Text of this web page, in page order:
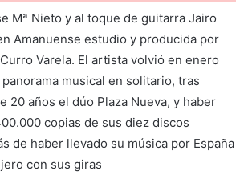
Mª Nieto y al toque de guitarra Jairo
Amanuense estudio y producida por
Varela. El artista volvió en enero
musical en solitario, tras
20 años el dúo Plaza Nueva, y haber
copias de sus diez discos
de haber llevado su música por España
con sus giras